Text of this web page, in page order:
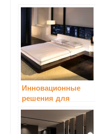
Инновационные
решения для
хранения обуви в
дизайнерской
мебели